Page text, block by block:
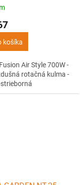
modro-strieborná
košíka
Air Style 700W -
rotačná kulma -